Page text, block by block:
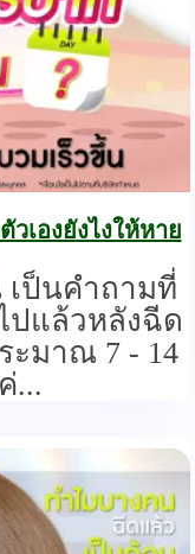
เองยังไงให้หาย
ป็นคำถามที่
ปแล้วหลังฉีด
ะมาณ 7 - 14
...